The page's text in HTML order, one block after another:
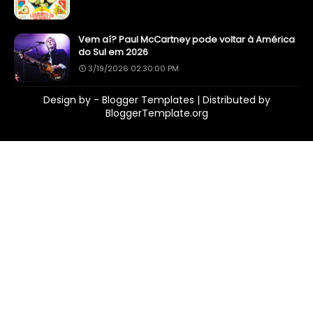
Vem aí? Paul McCartney pode voltar à América
do Sul em 2026
3/19/2026 02:30:00 PM
Design by - Blogger Templates | Distributed by
BloggerTemplate.org